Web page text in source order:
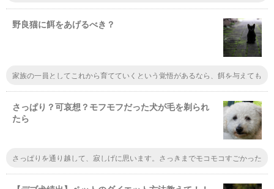
けない飼い主も多いし、外でしないのは躾できてるってことで
野良猫に餌をあげるべき？
家族の一員としてこれから育てていくという覚悟があるなら、餌を与えても
ると、何度でもやってきます。
さっぱり？可哀想？モフモフだった犬が毛を剃られ
たら
さっぱりを通り越して、寂しげに思います。さっきまでモコモコすごかった
りされた後も、同じような感覚になりますね。でも、重いのから解放されて
よかったねとも感じますよ。